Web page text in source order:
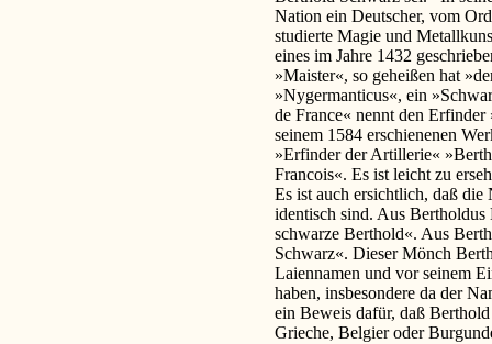
Nation ein Deutscher, vom
studierte Magie und
eines im Jahre 1432
»Maister«, so geheißen hat
»Nygermanticus«, ein
de France« nennt den
seinem 1584 erschienenen
»Erfinder der Artillerie«
Francois«. Es ist leicht zu
Es ist auch ersichtlich, daß
identisch sind. Aus
schwarze Berthold«. Aus
Schwarz«. Dieser Mönch
Laiennamen und vor seinem
haben, insbesondere da der
ein Beweis dafür, daß
Grieche, Belgier oder